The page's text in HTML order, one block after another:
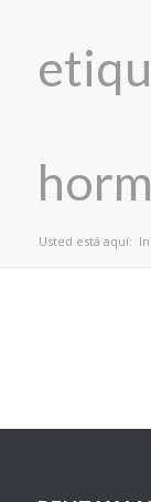
Usted está aquí: